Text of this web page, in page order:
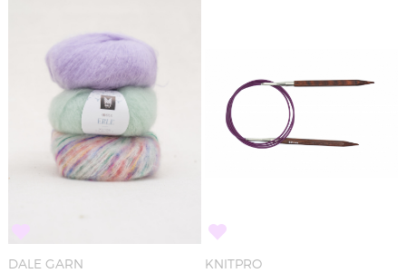
DALE GARN KNITPRO